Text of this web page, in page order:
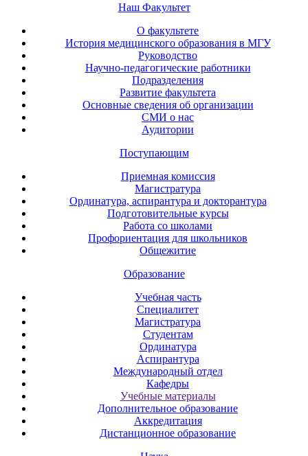
Наш Факультет
О факультете
История медицинского образования в МГУ
Руководство
Научно-педагогические работники
Подразделения
Развитие факультета
Основные сведения об организации
СМИ о нас
Аудитории
Поступающим
Приемная комиссия
Магистратура
Ординатура, аспирантура и докторантура
Подготовительные курсы
Работа со школами
Профориентация для школьников
Общежитие
Образование
Учебная часть
Специалитет
Магистратура
Студентам
Ординатура
Аспирантура
Международный отдел
Кафедры
Учебные материалы
Дополнительное образование
Аккредитация
Дистанционное образование